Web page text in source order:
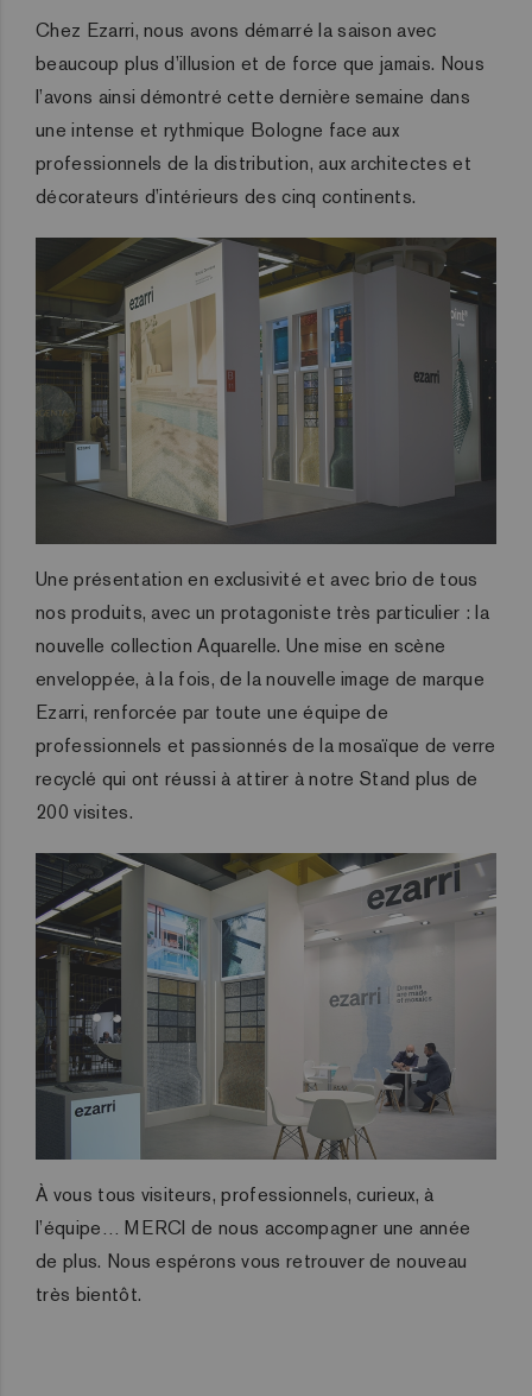
Chez Ezarri, nous avons démarré la saison avec
beaucoup plus d’illusion et de force que jamais. Nous
l’avons ainsi démontré cette dernière semaine dans
une intense et rythmique Bologne face aux
professionnels de la distribution, aux architectes et
décorateurs d’intérieurs des cinq continents.
Une présentation en exclusivité et avec brio de tous
nos produits, avec un protagoniste très particulier : la
nouvelle collection Aquarelle. Une mise en scène
enveloppée, à la fois, de la nouvelle image de marque
Ezarri, renforcée par toute une équipe de
professionnels et passionnés de la mosaïque de verre
recyclé qui ont réussi à attirer à notre Stand plus de
200 visites.
À vous tous visiteurs, professionnels, curieux, à
l’équipe… MERCI de nous accompagner une année
de plus. Nous espérons vous retrouver de nouveau
très bientôt.